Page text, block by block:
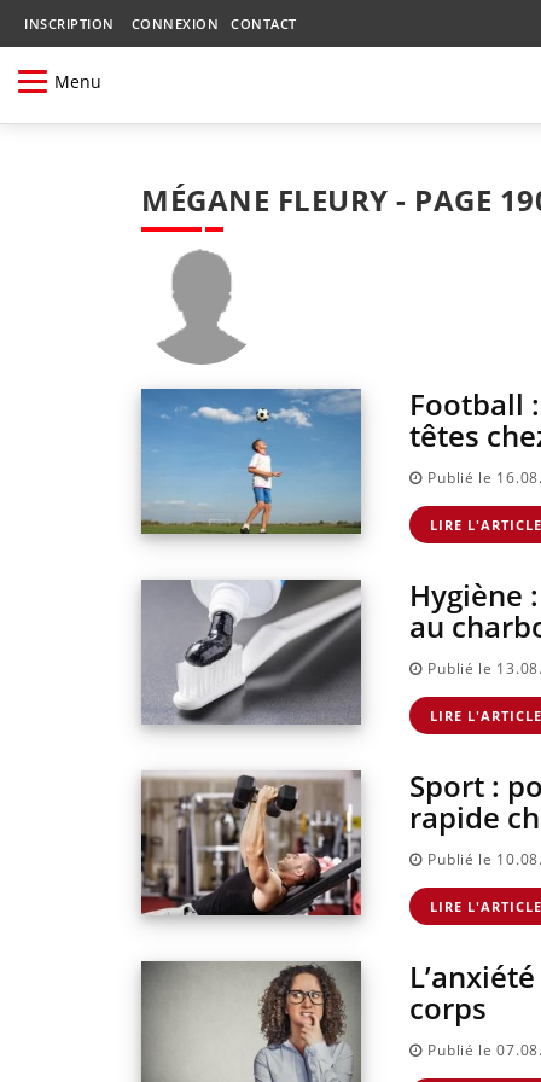
INSCRIPTION CONNEXION CONTACT
Menu
MÉGANE FLEURY - PAGE
Football
têtes
Publié le
LIRE L'ARTICLE
Hygiène
au
Publié le
LIRE L'ARTICLE
Sport :
rapide
Publié le
LIRE L'ARTICLE
corps
Publié le